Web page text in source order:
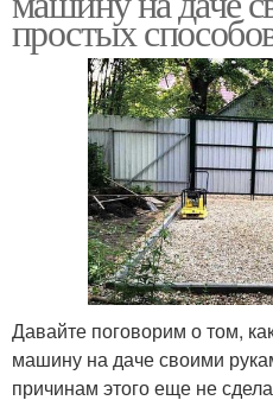
простых
Давайте поговорим о том,
машину на даче своими
причинам этого еще не